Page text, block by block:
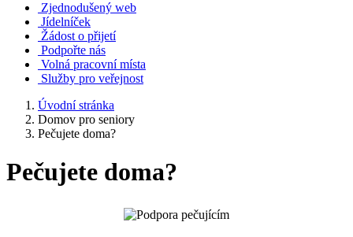
Zjednodušený web
Jídelníček
Žádost o přijetí
Podpořte nás
Volná pracovní místa
Služby pro veřejnost
Úvodní stránka
Domov pro seniory
Pečujete doma?
Pečujete doma?